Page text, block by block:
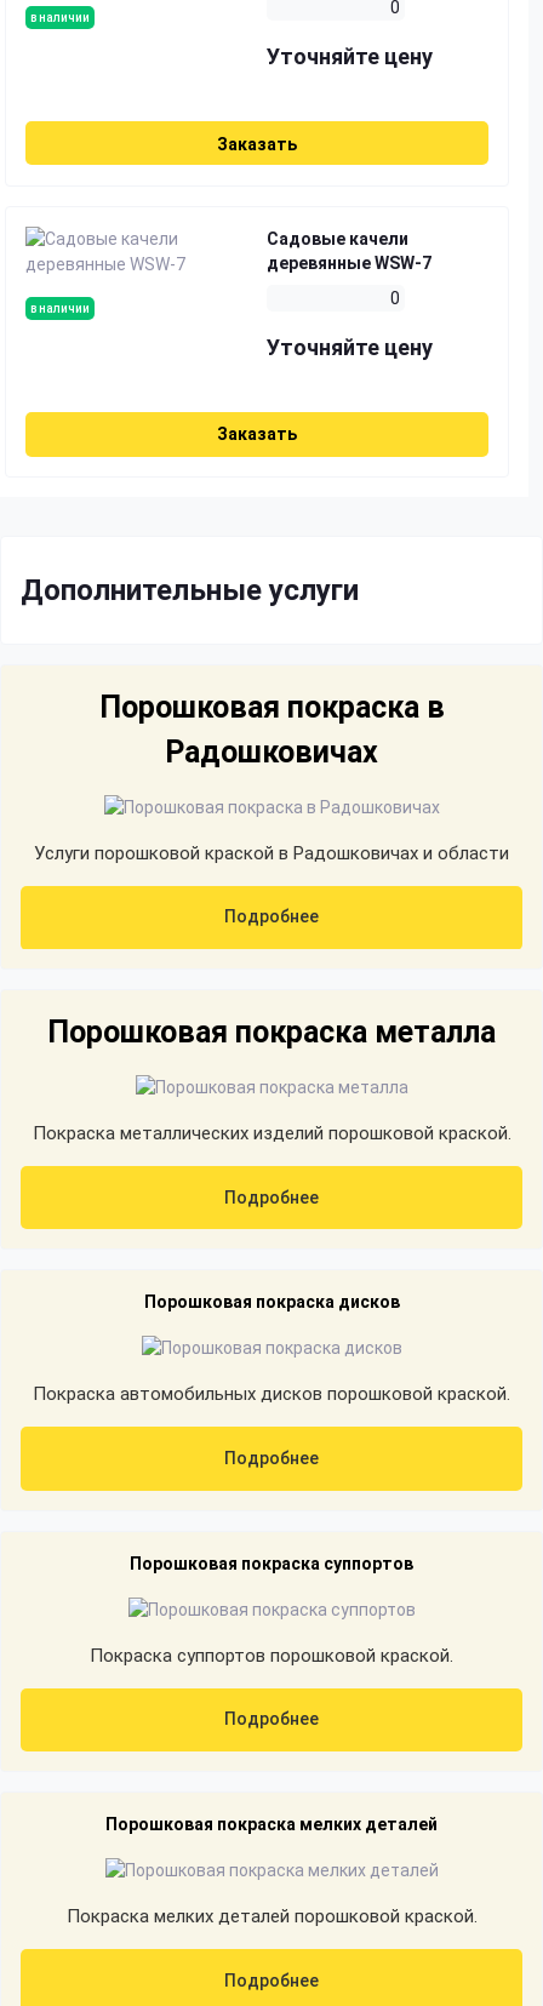
в наличии
0
Уточняйте цену
Заказать
в наличии
Садовые качели
деревянные WSW-7
0
Уточняйте цену
Заказать
Дополнительные услуги
Порошковая покраска в
Радошковичах
Услуги порошковой краской в Радошковичах и области
Подробнее
Порошковая покраска металла
Покраска металлических изделий порошковой краской.
Подробнее
Порошковая покраска дисков
Покраска автомобильных дисков порошковой краской.
Подробнее
Порошковая покраска суппортов
Покраска суппортов порошковой краской.
Подробнее
Порошковая покраска мелких деталей
Покраска мелких деталей порошковой краской.
Подробнее